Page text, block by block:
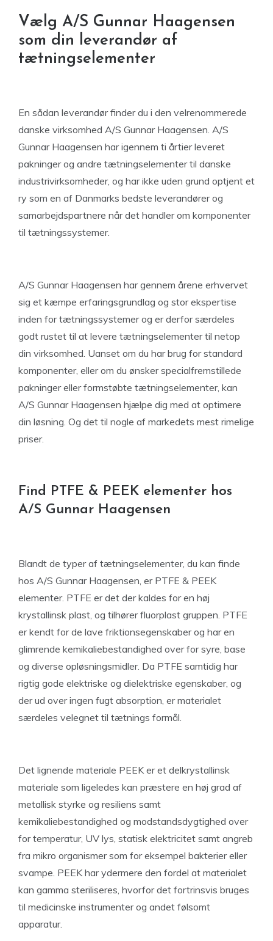
Vælg A/S Gunnar Haagensen
som din leverandør af
tætningselementer
En sådan leverandør finder du i den velrenommerede
danske virksomhed A/S Gunnar Haagensen. A/S
Gunnar Haagensen har igennem ti årtier leveret
pakninger og andre tætningselementer til danske
industrivirksomheder, og har ikke uden grund optjent et
ry som en af Danmarks bedste leverandører og
samarbejdspartnere når det handler om komponenter
til tætningssystemer.
A/S Gunnar Haagensen har gennem årene erhvervet
sig et kæmpe erfaringsgrundlag og stor ekspertise
inden for tætningssystemer og er derfor særdeles
godt rustet til at levere tætningselementer til netop
din virksomhed. Uanset om du har brug for standard
komponenter, eller om du ønsker specialfremstillede
pakninger eller formstøbte tætningselementer, kan
A/S Gunnar Haagensen hjælpe dig med at optimere
din løsning. Og det til nogle af markedets mest rimelige
priser.
Find PTFE & PEEK elementer hos
A/S Gunnar Haagensen
Blandt de typer af tætningselementer, du kan finde
hos A/S Gunnar Haagensen, er PTFE & PEEK
elementer. PTFE er det der kaldes for en høj
krystallinsk plast, og tilhører fluorplast gruppen. PTFE
er kendt for de lave friktionsegenskaber og har en
glimrende kemikaliebestandighed over for syre, base
og diverse opløsningsmidler. Da PTFE samtidig har
rigtig gode elektriske og dielektriske egenskaber, og
der ud over ingen fugt absorption, er materialet
særdeles velegnet til tætnings formål.
Det lignende materiale PEEK er et delkrystallinsk
materiale som ligeledes kan præstere en høj grad af
metallisk styrke og resiliens samt
kemikaliebestandighed og modstandsdygtighed over
for temperatur, UV lys, statisk elektricitet samt angreb
fra mikro organismer som for eksempel bakterier eller
svampe. PEEK har ydermere den fordel at materialet
kan gamma steriliseres, hvorfor det fortrinsvis bruges
til medicinske instrumenter og andet følsomt
apparatur.